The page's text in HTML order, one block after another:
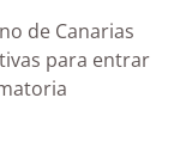
de Canarias
para entrar